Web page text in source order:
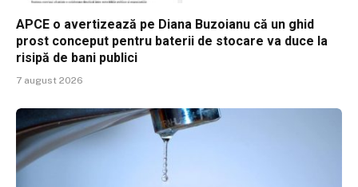
APCE o avertizează pe Diana Buzoianu că un ghid
prost conceput pentru baterii de stocare va duce la
risipă de bani publici
7 august 2026